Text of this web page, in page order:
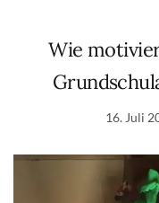
Wie
16. Juli